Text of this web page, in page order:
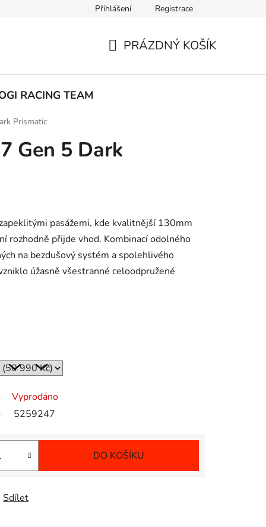
Přihlášení Registrace
PRÁZDNÝ KOŠÍK
RACING TEAM
Prismatic
Gen 5 Dark
pasážemi, kde kvalitnější 130mm
rozhodně přijde vhod. Kombinací odolného
na bezdušový systém a spolehlivého
úžasně všestranné celoodpružené
Vyprodáno
5259247
DO KOŠÍKU
Sdílet